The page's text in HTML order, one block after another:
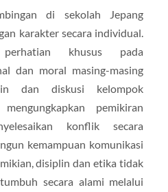
di sekolah Jepang
karakter secara individual.
khusus pada
dan moral masing-masing
dan diskusi kelompok
pemikiran
konflik secara
kemampuan komunikasi
disiplin dan etika tidak
secara alami melalui